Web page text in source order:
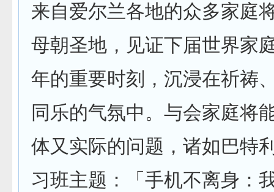
来自爱尔兰各地的众多家庭
母朝圣地，见证下届世界家
年的重要时刻，沉浸在祈祷
同乐的气氛中。与会家庭将
体又实际的问题，诸如巴特
习班主题：「手机不离身：